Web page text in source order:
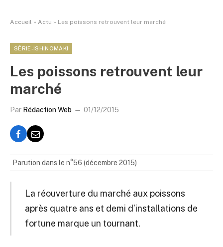
Accueil » Actu » Les poissons retrouvent leur marché
SÉRIE-ISHINOMAKI
Les poissons retrouvent leur
marché
Par Rédaction Web 01/12/2015
Parution dans le n°56 (décembre 2015)
La réouverture du marché aux poissons
après quatre ans et demi d’installations de
fortune marque un tournant.